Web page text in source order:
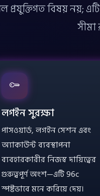
প্রযুক্তিগত বিষয় নয়;
সীমা
লগইন সুরক্ষা
পাসওয়ার্ড, লগইন সেশন এবং
অ্যাকাউন্ট ব্যবস্থাপনা
ব্যবহারকারীর নিজস্ব দায়িত্বের
গুরুত্বপূর্ণ অংশ—এটি 96c
স্পষ্টভাবে মনে করিয়ে দেয়।